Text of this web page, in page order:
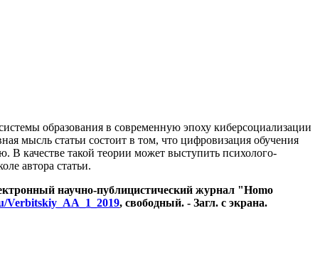
образования в современную эпоху киберсоциализации
мысль статьи состоит в том, что цифровизация обучения
В качестве такой теории может выступить психолого-
автора статьи.
научно-публицистический журнал "Homo
Verbitskiy_AA_1_2019, свободный. - Загл. с экрана.